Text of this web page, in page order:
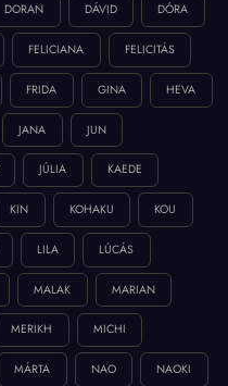
DORAN DÁVID DÓRA
FELICIANA FELICITÁS
FRIDA GINA HEVA
JANA JUN
JÚLIA KAEDE
KIN KOHAKU KOU
LILA LÚCÁS
MALAK MARIAN
MERIKH MICHI
MÁRTA NAO NAOKI